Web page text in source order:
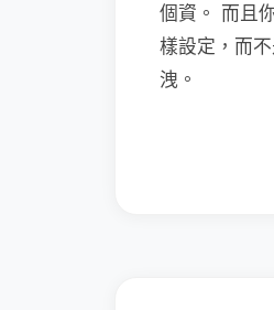
個資。 而且
樣設定，而
洩。